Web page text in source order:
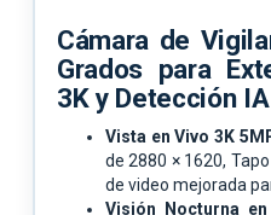
Cámara de
Grados para
3K y Detección
Vista en Vivo 3K
de 2880 × 1620,
de video mejorada
Visión Nocturna